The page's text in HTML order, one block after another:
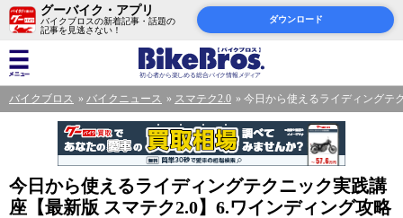
グーバイク・アプリ
バイクブロスの新着記事・話題の
記事を見逃さない！
ダウンロード
バイクブロス バイクニュース スマテク2.0 今日から使えるライディングテ
今日から使えるライディングテクニック実践講
座【最新版 スマテク2.0】6.ワインディング攻略